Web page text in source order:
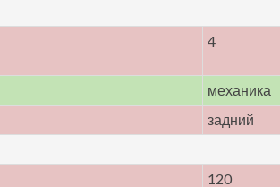
4
механика
задний
120